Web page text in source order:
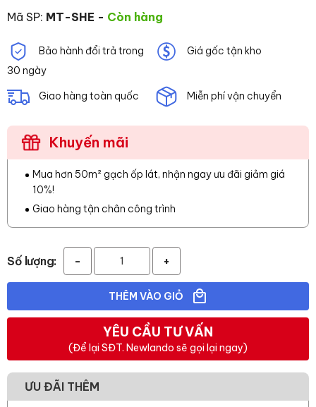
Mã SP: MT-SHE - Còn hàng
Bảo hành đổi trả trong
30 ngày
Giá gốc tận kho
Giao hàng toàn quốc Miễn phí vận chuyển
Khuyến mãi
Mua hơn 50m² gạch ốp lát, nhận ngay ưu đãi giảm giá
10%!
Giao hàng tận chân công trình
Số lượng: - +
THÊM VÀO GIỎ
YÊU CẦU TƯ VẤN
(Để lại SĐT. Newlando sẽ gọi lại ngay)
ƯU ĐÃI THÊM